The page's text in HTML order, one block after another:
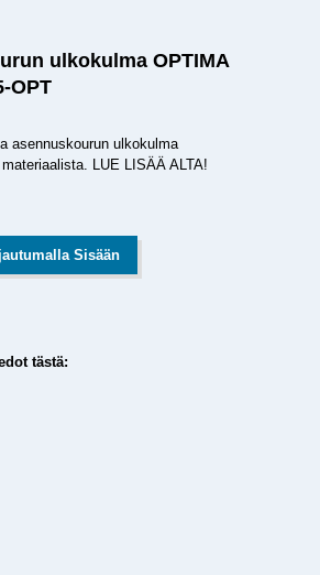
ulkokulma OPTIMA
OPT
asennuskourun ulkokulma
LUE LISÄÄ ALTA!
Sisään
tästä: